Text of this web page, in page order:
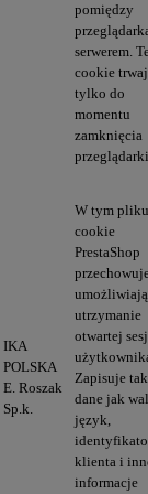
pomiędzy
serwerem.
cookie
tylko do
momentu
zamknięcia
IKA
POLSKA
E. Roszak
Sp.k.
W tym pliku
cookie
PrestaShop
utrzymanie
otwartej
Zapisuje
dane jak
język,
klienta i
informacje